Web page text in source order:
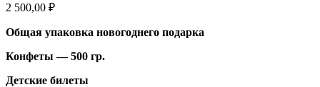
2 500,00 ₽
Общая упаковка новогоднего подарка
Конфеты — 500 гр.
Детские билеты